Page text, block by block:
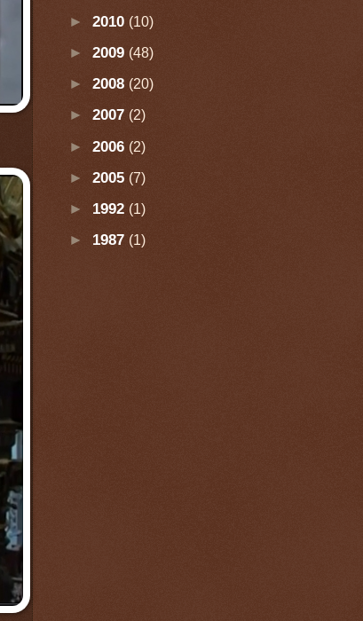
► 2010 (10)
► 2009 (48)
► 2008 (20)
► 2007 (2)
► 2006 (2)
► 2005 (7)
► 1992 (1)
► 1987 (1)